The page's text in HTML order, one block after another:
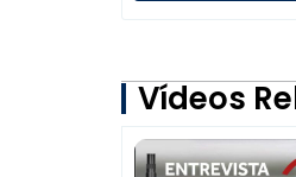
Vídeos